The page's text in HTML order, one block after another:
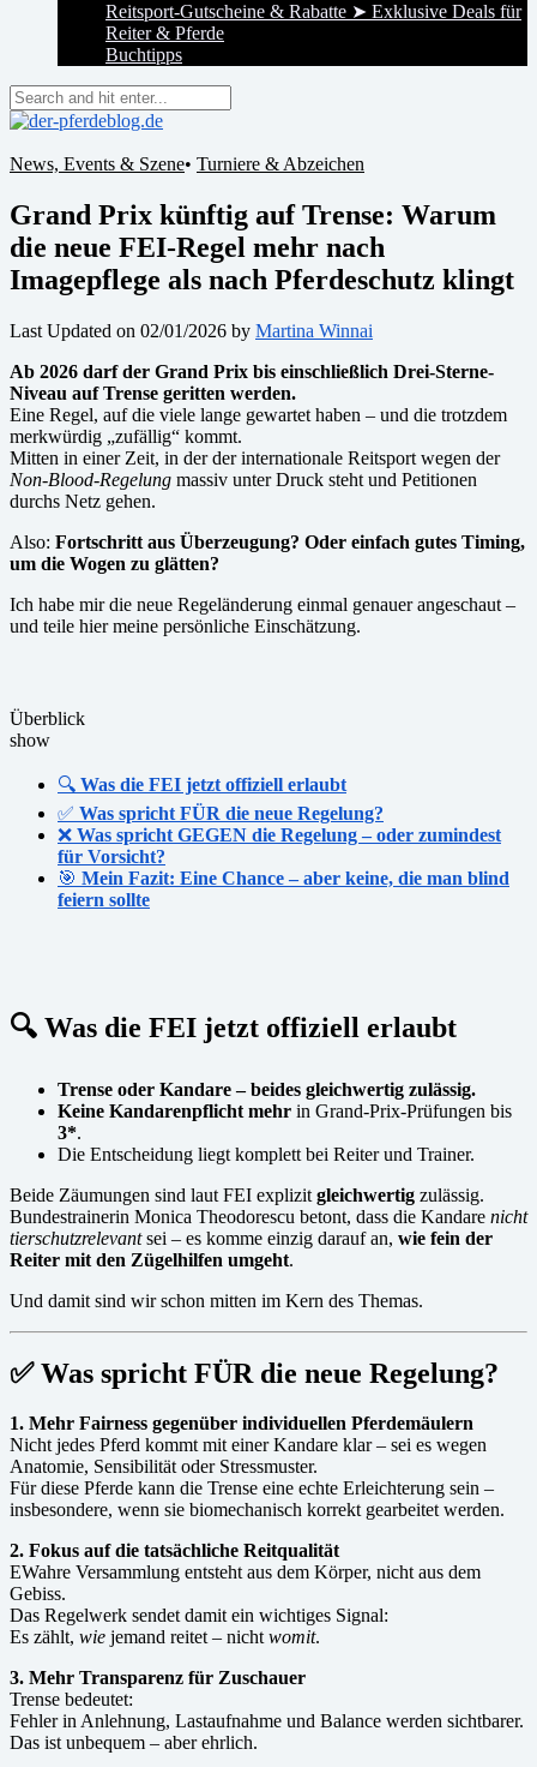
Reitsport-Gutscheine & Rabatte ➤ Exklusive Deals für
Reiter & Pferde
Buchtipps
News, Events & Szene• Turniere & Abzeichen
Grand Prix künftig auf Trense: Warum
die neue FEI-Regel mehr nach
Imagepflege als nach Pferdeschutz klingt
Last Updated on 02/01/2026 by Martina Winnai
Ab 2026 darf der Grand Prix bis einschließlich Drei-Sterne-
Niveau auf Trense geritten werden.
Eine Regel, auf die viele lange gewartet haben – und die trotzdem
merkwürdig „zufällig“ kommt.
Mitten in einer Zeit, in der der internationale Reitsport wegen der
Non-Blood-Regelung massiv unter Druck steht und Petitionen
durchs Netz gehen.
Also: Fortschritt aus Überzeugung? Oder einfach gutes Timing,
um die Wogen zu glätten?
Ich habe mir die neue Regeländerung einmal genauer angeschaut –
und teile hier meine persönliche Einschätzung.
Überblick
show
🔍 Was die FEI jetzt offiziell erlaubt
✅ Was spricht FÜR die neue Regelung?
❌ Was spricht GEGEN die Regelung – oder zumindest
für Vorsicht?
🎯 Mein Fazit: Eine Chance – aber keine, die man blind
feiern sollte
🔍 Was die FEI jetzt offiziell erlaubt
Trense oder Kandare – beides gleichwertig zulässig.
Keine Kandarenpflicht mehr in Grand-Prix-Prüfungen bis
3*.
Die Entscheidung liegt komplett bei Reiter und Trainer.
Beide Zäumungen sind laut FEI explizit gleichwertig zulässig.
Bundestrainerin Monica Theodorescu betont, dass die Kandare nicht
tierschutzrelevantsei – es komme einzig darauf an, wie fein der
Reiter mit den Zügelhilfen umgeht.
Und damit sind wir schon mitten im Kern des Themas.
✅Was spricht FÜR die neue Regelung?
1. Mehr Fairness gegenüber individuellen Pferdemäulern
Nicht jedes Pferd kommt mit einer Kandare klar – sei es wegen
Anatomie, Sensibilität oder Stressmuster.
Für diese Pferde kann die Trense eine echte Erleichterung sein –
insbesondere, wenn sie biomechanisch korrekt gearbeitet werden.
2. Fokus auf die tatsächliche Reitqualität
EWahre Versammlung entsteht aus dem Körper, nicht aus dem
Gebiss.
Das Regelwerk sendet damit ein wichtiges Signal:
Es zählt, wie jemand reitet – nichtwomit.
3. Mehr Transparenz für Zuschauer
Trense bedeutet:
Fehler in Anlehnung, Lastaufnahme und Balance werden sichtbarer.
Das ist unbequem – aber ehrlich.